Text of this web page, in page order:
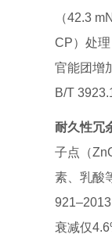
（42.3
CP）处
官能团增
B/T
耐久性冗
子点（
素、乳酸
衰减仅